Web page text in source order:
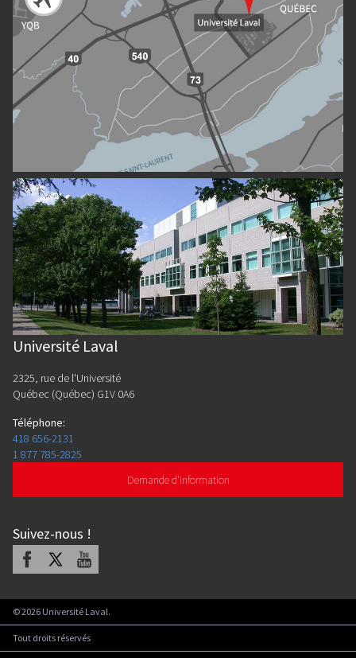
Université Laval
2325, rue de l'Université
Québec (Québec) G1V 0A6
Téléphone:
418 656-2131
1 877 785-2825
Demande d'information
Suivez-nous !
Facebook Youtube
©2026 Université Laval.
Tout droits réservés